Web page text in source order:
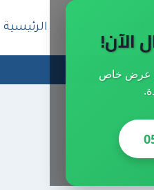
عرض خاص
الرئيسية